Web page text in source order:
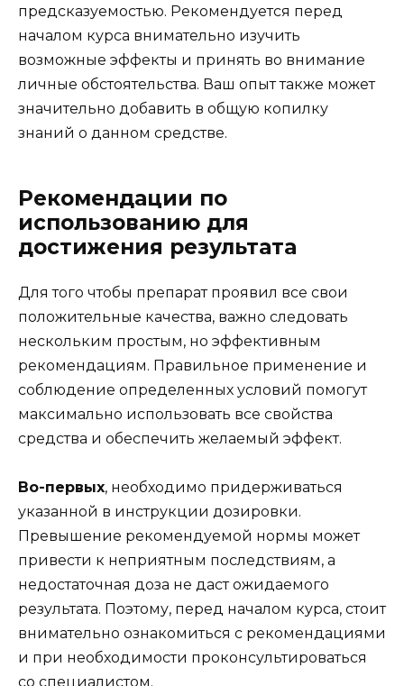
предсказуемостью. Рекомендуется перед
началом курса внимательно изучить
возможные эффекты и принять во внимание
личные обстоятельства. Ваш опыт также может
значительно добавить в общую копилку
знаний о данном средстве.
Рекомендации по
использованию для
достижения результата
Для того чтобы препарат проявил все свои
положительные качества, важно следовать
нескольким простым, но эффективным
рекомендациям. Правильное применение и
соблюдение определенных условий помогут
максимально использовать все свойства
средства и обеспечить желаемый эффект.
Во-первых, необходимо придерживаться
указанной в инструкции дозировки.
Превышение рекомендуемой нормы может
привести к неприятным последствиям, а
недостаточная доза не даст ожидаемого
результата. Поэтому, перед началом курса, стоит
внимательно ознакомиться с рекомендациями
и при необходимости проконсультироваться
со специалистом.